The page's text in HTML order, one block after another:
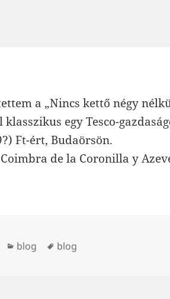
a „Nincs kettő négy
egy Tesco-
Ft-ért, Budaörsön.
de la Coronilla y
Kategória
blog Címke
blog